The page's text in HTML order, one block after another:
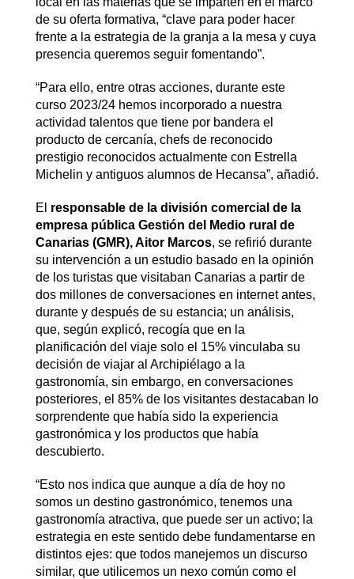
de su oferta formativa, “clave para poder hacer
frente a la estrategia de la granja a la mesa y cuya
presencia queremos seguir fomentando”.
“Para ello, entre otras acciones, durante este
curso 2023/24 hemos incorporado a nuestra
actividad talentos que tiene por bandera el
producto de cercanía, chefs de reconocido
prestigio reconocidos actualmente con Estrella
Michelin y antiguos alumnos de Hecansa”, añadió.
El responsable de la división comercial de la
empresa pública Gestión del Medio rural de
Canarias (GMR), Aitor Marcos, se refirió durante
su intervención a un estudio basado en la opinión
de los turistas que visitaban Canarias a partir de
dos millones de conversaciones en internet antes,
durante y después de su estancia; un análisis,
que, según explicó, recogía que en la
planificación del viaje solo el 15% vinculaba su
decisión de viajar al Archipiélago a la
gastronomía, sin embargo, en conversaciones
posteriores, el 85% de los visitantes destacaban lo
sorprendente que había sido la experiencia
gastronómica y los productos que había
descubierto.
“Esto nos indica que aunque a día de hoy no
somos un destino gastronómico, tenemos una
gastronomía atractiva, que puede ser un activo; la
estrategia en este sentido debe fundamentarse en
distintos ejes: que todos manejemos un discurso
similar, que utilicemos un nexo común como el